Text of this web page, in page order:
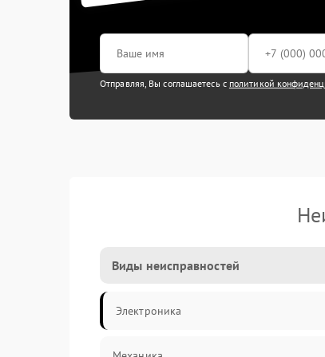
Отправляя, Вы соглашаетесь с политикой
Виды неисправностей
Электроника